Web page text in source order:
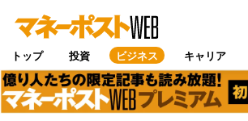
トップ 投資 ビジネス キャリア